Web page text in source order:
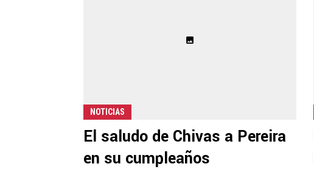
NOTICIAS
El saludo de Chivas a Pereira
en su cumpleaños